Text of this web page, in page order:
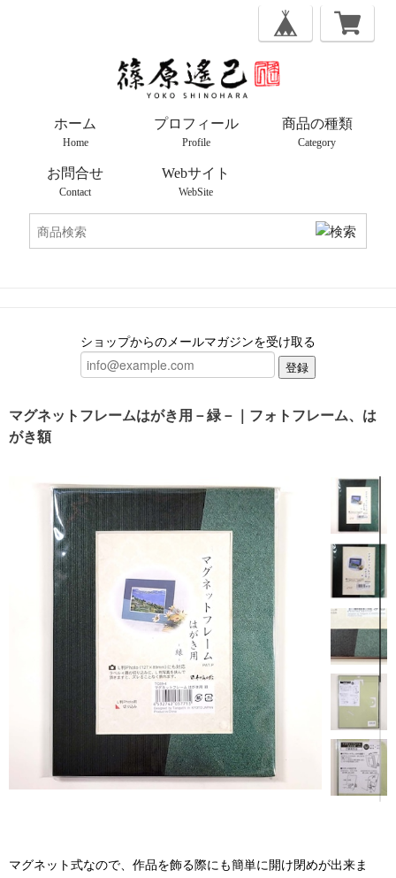
ホーム
Home
プロフィール
Profile
商品の種類
Category
お問合せ
Contact
Webサイト
WebSite
ショップからのメールマガジンを受け取る
登録
マグネットフレームはがき用－緑－｜フォトフレーム、は
がき額
マグネット式なので、作品を飾る際にも簡単に開け閉めが出来ま